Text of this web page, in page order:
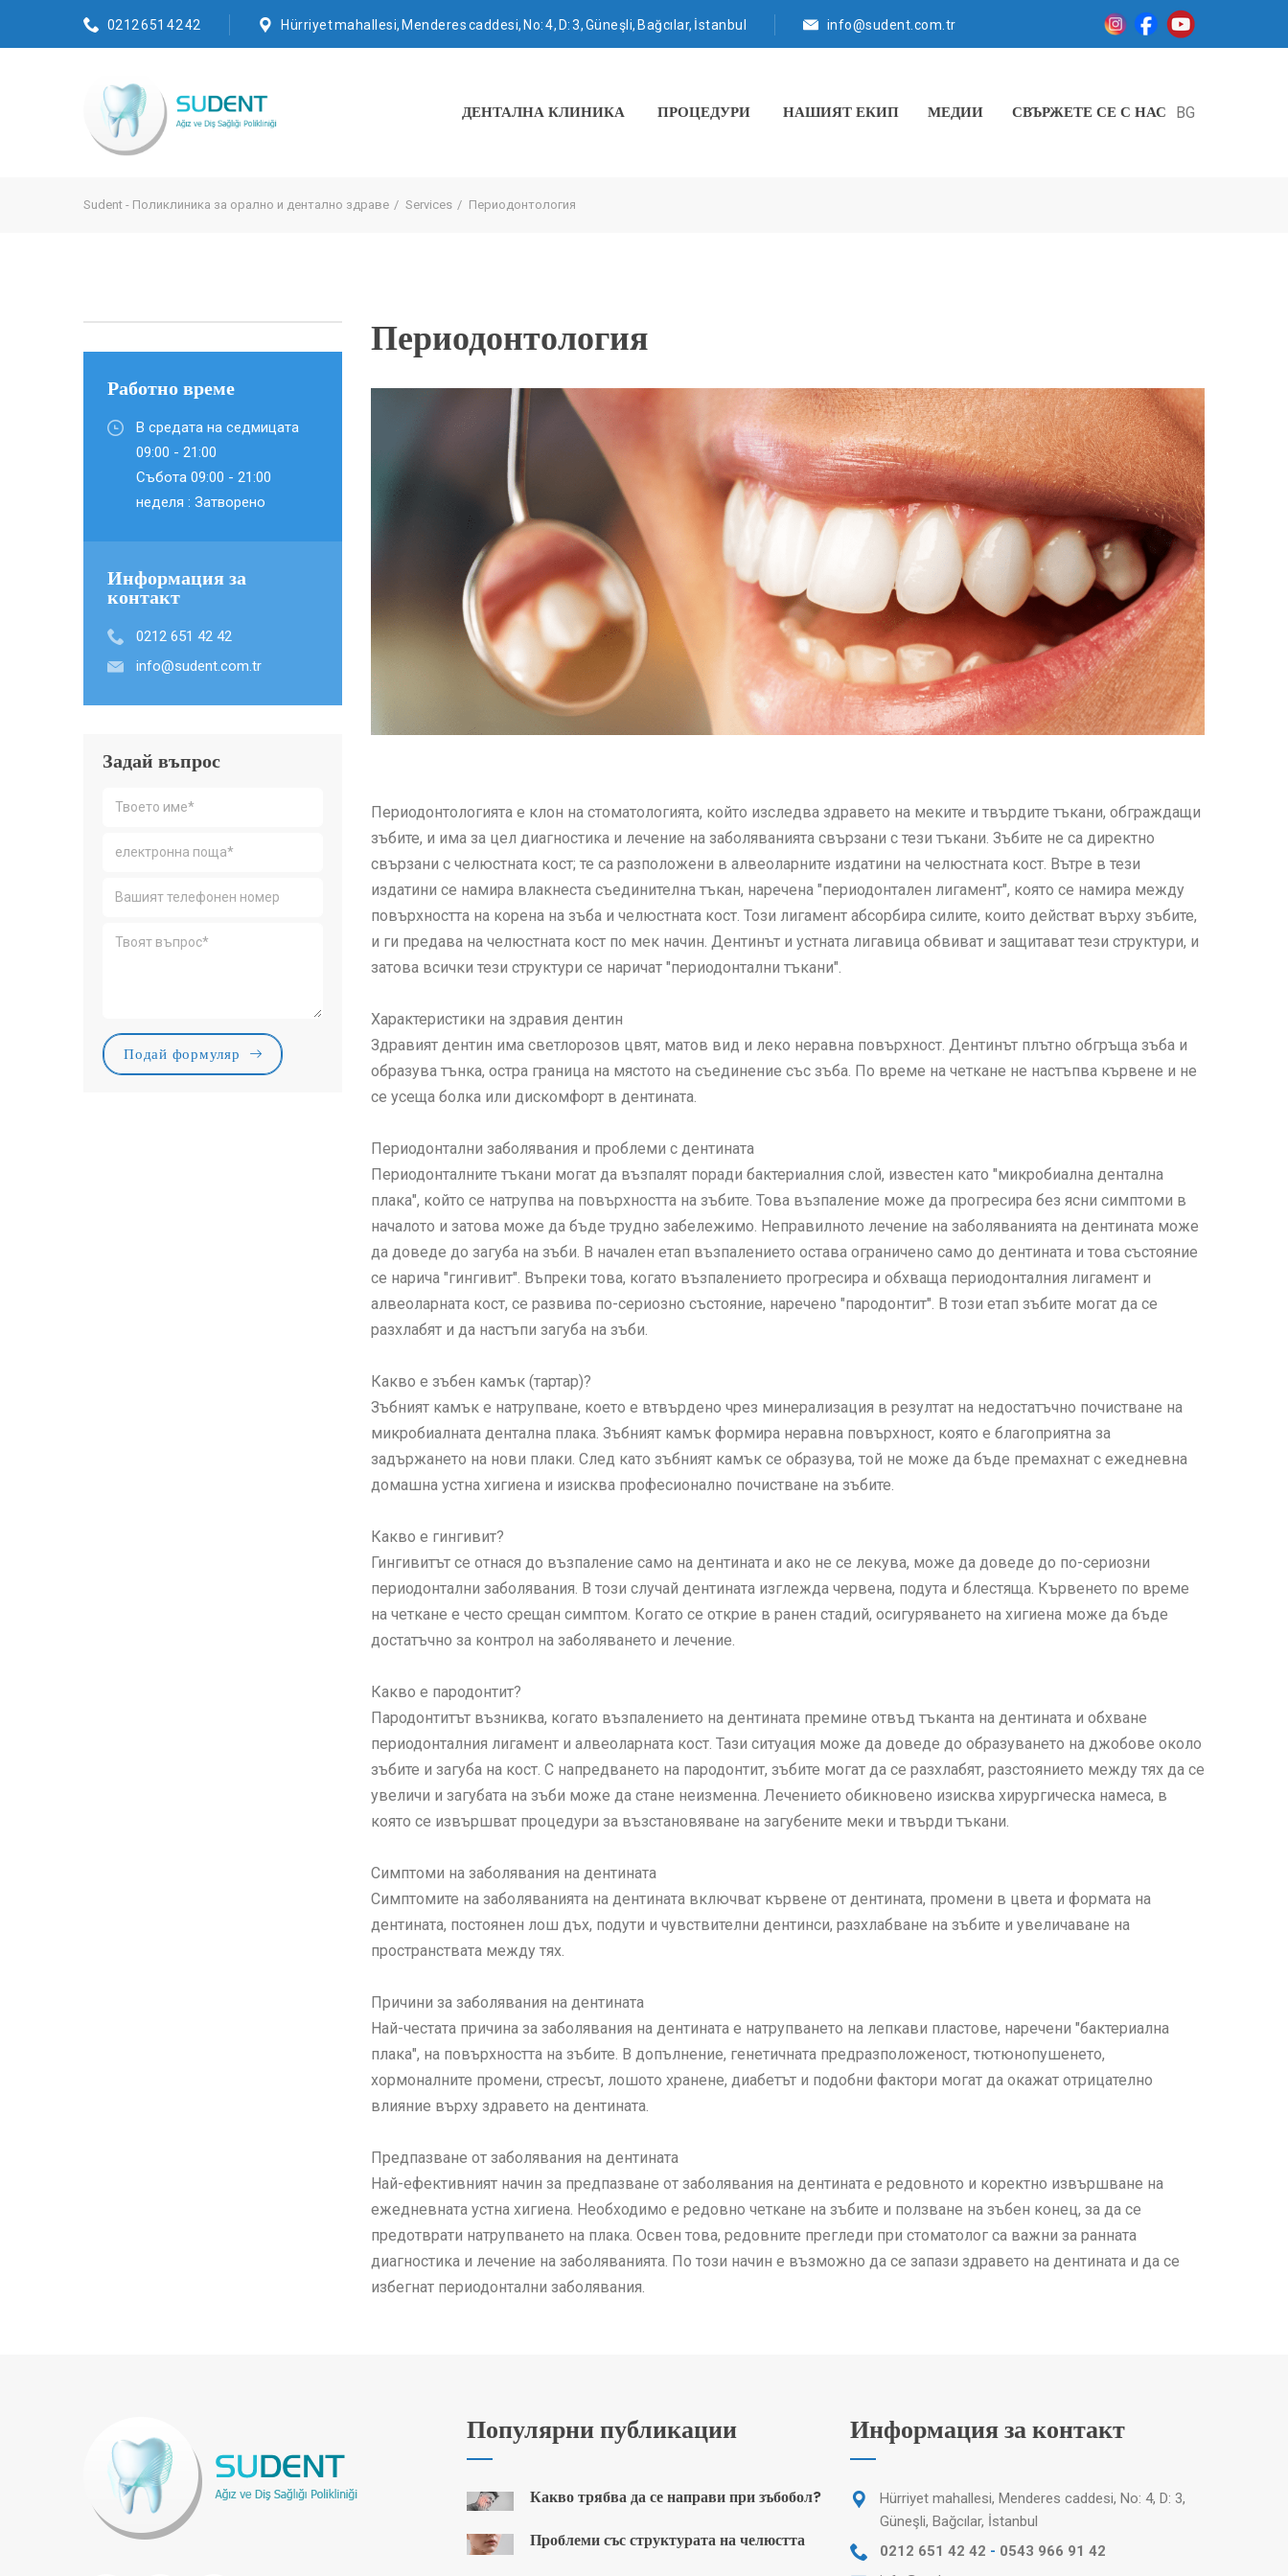
0212 651 42 42 Hürriyet mahallesi, Menderes caddesi, No: 4, D: 3, Güneşli, Bağcılar, İstanbul info@sudent.com.tr
ДЕНТАЛНА КЛИНИКА ПРОЦЕДУРИ НАШИЯТ ЕКИП МЕДИИ СВЪРЖЕТЕ СЕ С НАС BG
Sudent - Поликлиника за орално и дентално здраве Services Периодонтология
Работно време
В средата на седмицата
09:00 - 21:00
Събота 09:00 - 21:00
неделя : Затворено
Информация за
контакт
0212 651 42 42
info@sudent.com.tr
Задай въпрос
Подай формуляр
Периодонтология
Периодонтологията е клон на стоматологията, който изследва здравето на меките и твърдите тъкани, обграждащи
зъбите, и има за цел диагностика и лечение на заболяванията свързани с тези тъкани. Зъбите не са директно
свързани с челюстната кост; те са разположени в алвеоларните издатини на челюстната кост. Вътре в тези
издатини се намира влакнеста съединителна тъкан, наречена "периодонтален лигамент", която се намира между
повърхността на корена на зъба и челюстната кост. Този лигамент абсорбира силите, които действат върху зъбите,
и ги предава на челюстната кост по мек начин. Дентинът и устната лигавица обвиват и защитават тези структури, и
затова всички тези структури се наричат "периодонтални тъкани".
Характеристики на здравия дентин
Здравият дентин има светлорозов цвят, матов вид и леко неравна повърхност. Дентинът плътно обгръща зъба и
образува тънка, остра граница на мястото на съединение със зъба. По време на четкане не настъпва кървене и не
се усеща болка или дискомфорт в дентината.
Периодонтални заболявания и проблеми с дентината
Периодонталните тъкани могат да възпалят поради бактериалния слой, известен като "микробиална дентална
плака", който се натрупва на повърхността на зъбите. Това възпаление може да прогресира без ясни симптоми в
началото и затова може да бъде трудно забележимо. Неправилното лечение на заболяванията на дентината може
да доведе до загуба на зъби. В начален етап възпалението остава ограничено само до дентината и това състояние
се нарича "гингивит". Въпреки това, когато възпалението прогресира и обхваща периодонталния лигамент и
алвеоларната кост, се развива по-сериозно състояние, наречено "пародонтит". В този етап зъбите могат да се
разхлабят и да настъпи загуба на зъби.
Какво е зъбен камък (тартар)?
Зъбният камък е натрупване, което е втвърдено чрез минерализация в резултат на недостатъчно почистване на
микробиалната дентална плака. Зъбният камък формира неравна повърхност, която е благоприятна за
задържането на нови плаки. След като зъбният камък се образува, той не може да бъде премахнат с ежедневна
домашна устна хигиена и изисква професионално почистване на зъбите.
Какво е гингивит?
Гингивитът се отнася до възпаление само на дентината и ако не се лекува, може да доведе до по-сериозни
периодонтални заболявания. В този случай дентината изглежда червена, подута и блестяща. Кървенето по време
на четкане е често срещан симптом. Когато се открие в ранен стадий, осигуряването на хигиена може да бъде
достатъчно за контрол на заболяването и лечение.
Какво е пародонтит?
Пародонтитът възниква, когато възпалението на дентината премине отвъд тъканта на дентината и обхване
периодонталния лигамент и алвеоларната кост. Тази ситуация може да доведе до образуването на джобове около
зъбите и загуба на кост. С напредването на пародонтит, зъбите могат да се разхлабят, разстоянието между тях да се
увеличи и загубата на зъби може да стане неизменна. Лечението обикновено изисква хирургическа намеса, в
която се извършват процедури за възстановяване на загубените меки и твърди тъкани.
Симптоми на заболявания на дентината
Симптомите на заболяванията на дентината включват кървене от дентината, промени в цвета и формата на
дентината, постоянен лош дъх, подути и чувствителни дентинси, разхлабване на зъбите и увеличаване на
пространствата между тях.
Причини за заболявания на дентината
Най-честата причина за заболявания на дентината е натрупването на лепкави пластове, наречени "бактериална
плака", на повърхността на зъбите. В допълнение, генетичната предразположеност, тютюнопушенето,
хормоналните промени, стресът, лошото хранене, диабетът и подобни фактори могат да окажат отрицателно
влияние върху здравето на дентината.
Предпазване от заболявания на дентината
Най-ефективният начин за предпазване от заболявания на дентината е редовното и коректно извършване на
ежедневната устна хигиена. Необходимо е редовно четкане на зъбите и ползване на зъбен конец, за да се
предотврати натрупването на плака. Освен това, редовните прегледи при стоматолог са важни за ранната
диагностика и лечение на заболяванията. По този начин е възможно да се запази здравето на дентината и да се
избегнат периодонтални заболявания.
Популярни публикации
Какво трябва да се направи при зъбобол?
Проблеми със структурата на челюстта
Информация за контакт
Hürriyet mahallesi, Menderes caddesi, No: 4, D: 3,
Güneşli, Bağcılar, İstanbul
0212 651 42 42 - 0543 966 91 42